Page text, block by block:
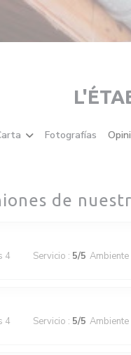
Fotografías
de
4 Servicio : 5/5 Ambiente
4 Servicio : 5/5 Ambiente